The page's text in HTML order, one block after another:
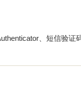
、短信验证